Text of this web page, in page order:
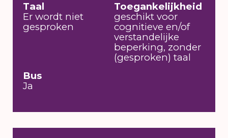
Taal
Er wordt niet
gesproken
Toegankelijkheid
geschikt voor
cognitieve en/of
verstandelijke
beperking, zonder
(gesproken) taal
Bus
Ja